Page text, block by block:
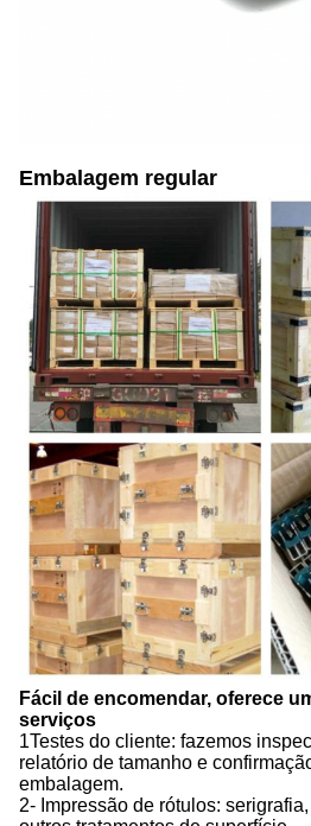
Embalagem regular
Fácil de encomendar, oferece
serviços
1Testes do cliente: fazemos
relatório de tamanho e
embalagem.
2- Impressão de rótulos: